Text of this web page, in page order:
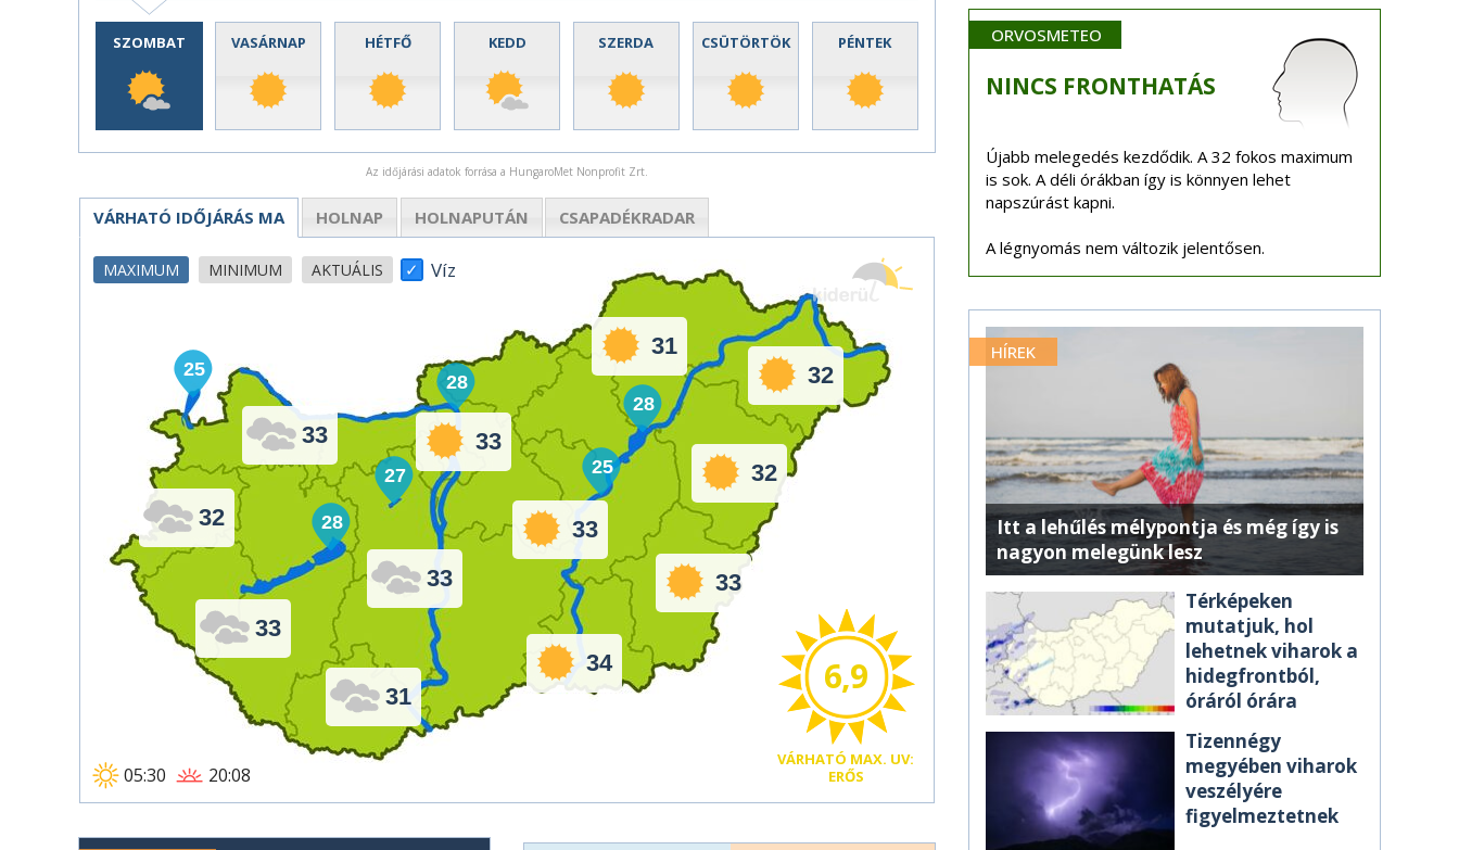
SZOMBAT VASÁRNAP HÉTFŐ KEDD SZERDA CSÜTÖRTÖK PÉNTEK
Az időjárási adatok forrása a HungaroMet Nonprofit Zrt.
VÁRHATÓ IDŐJÁRÁS MA HOLNAP HOLNAPUTÁN CSAPADÉKRADAR
33
32
33
33
31
34
33
33
31
33
32
32
28
28
27
25
25
28
05:30 20:08
6,9
VÁRHATÓ MAX. UV:
ERŐS
Víz
MAXIMUM MINIMUM AKTUÁLIS
ORVOSMETEO
NINCS FRONTHATÁS
Újabb melegedés kezdődik. A 32 fokos maximum
is sok. A déli órákban így is könnyen lehet
napszúrást kapni.
A légnyomás nem változik jelentősen.
HÍREK
Itt a lehűlés mélypontja és még így is
nagyon melegünk lesz
Térképeken
mutatjuk, hol
lehetnek viharok a
hidegfrontból,
óráról órára
Tizennégy
megyében viharok
veszélyére
figyelmeztetnek